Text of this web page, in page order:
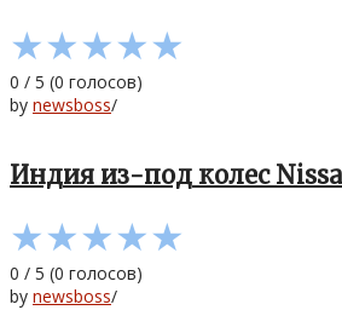
★★★★★
0 / 5 (0 голосов)
by newsboss/
Индия из-под колес
★★★★★
0 / 5 (0 голосов)
by newsboss/